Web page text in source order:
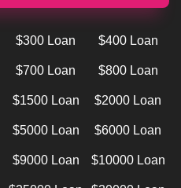
$300 Loan $400 Loan
$700 Loan $800 Loan
$1500 Loan $2000 Loan
$5000 Loan $6000 Loan
$9000 Loan $10000 Loan